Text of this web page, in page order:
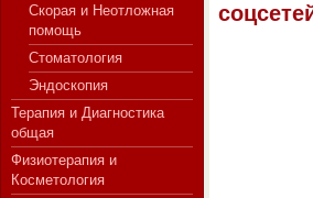
Скорая и Неотложная
помощь
Стоматология
Эндоскопия
Терапия и Диагностика
общая
Физиотерапия и
Косметология